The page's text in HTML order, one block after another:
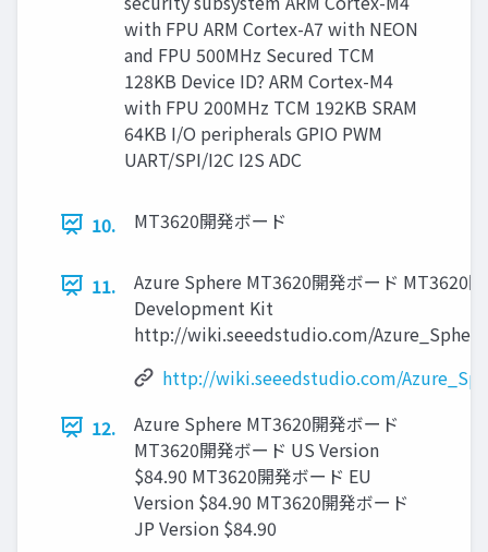
with FPU ARM Cortex-A7 with NEON
and FPU 500MHz Secured TCM
128KB Device ID? ARM Cortex-M4
with FPU 200MHz TCM 192KB SRAM
64KB I/O peripherals GPIO PWM
UART/SPI/I2C I2S ADC
10. MT3620開発ボード
11.
Azure Sphere MT3620開発ボード MT3620
Development Kit
http://wiki.seeedstudio.com/
http://wiki.seeedstudio.com/
12.
Azure Sphere MT3620開発ボード
MT3620開発ボード US Version
$84.90 MT3620開発ボード EU
Version $84.90 MT3620開発ボード
JP Version $84.90